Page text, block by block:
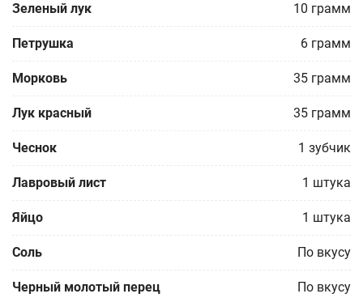
Зеленый лук 10 грамм
Петрушка 6 грамм
Морковь 35 грамм
Лук красный 35 грамм
Чеснок 1 зубчик
Лавровый лист 1 штука
Яйцо 1 штука
Соль По вкусу
Черный молотый перец По вкусу